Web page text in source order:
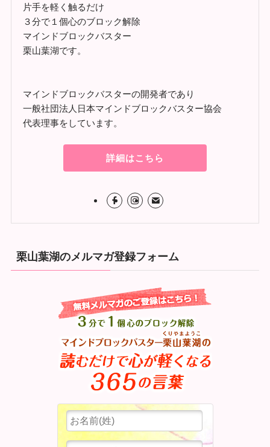
片手を軽く触るだけ
３分で１個心のブロック解除
マインドブロックバスター
栗山葉湖です。
マインドブロックバスターの開発者であり
一般社団法人日本マインドブロックバスター協会
代表理事をしています。
詳細はこちら
栗山葉湖のメルマガ登録フォーム